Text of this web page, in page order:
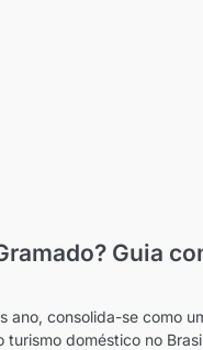
Guia
ano, consolida-se como
doméstico no